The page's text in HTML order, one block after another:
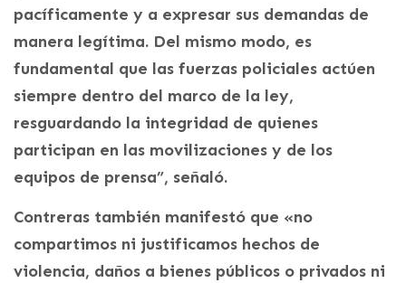
pacíficamente y a expresar sus demandas de
manera legítima. Del mismo modo, es
fundamental que las fuerzas policiales actúen
siempre dentro del marco de la ley,
resguardando la integridad de quienes
participan en las movilizaciones y de los
equipos de prensa”, señaló.
Contreras también manifestó que «no
compartimos ni justificamos hechos de
violencia, daños a bienes públicos o privados ni